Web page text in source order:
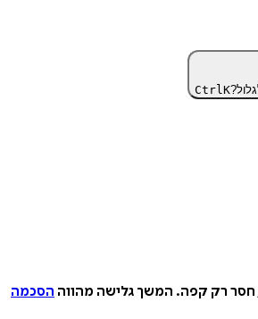
CtrlK
חסר רק קפה. המשך גלישה מהווה הסכמה